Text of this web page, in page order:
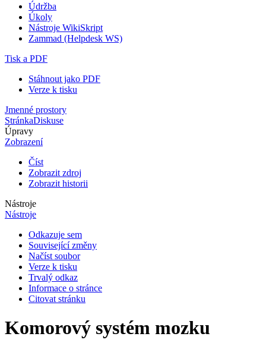
Údržba
Úkoly
Nástroje WikiSkript
Zammad (Helpdesk WS)
Tisk a PDF
Stáhnout jako PDF
Verze k tisku
Jmenné prostory
StránkaDiskuse
Úpravy
Zobrazení
Číst
Zobrazit zdroj
Zobrazit historii
Nástroje
Nástroje
Odkazuje sem
Související změny
Načíst soubor
Verze k tisku
Trvalý odkaz
Informace o stránce
Citovat stránku
Komorový systém mozku